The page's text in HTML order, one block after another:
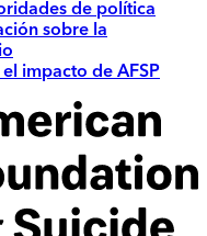
de política
sobre la
impacto de AFSP